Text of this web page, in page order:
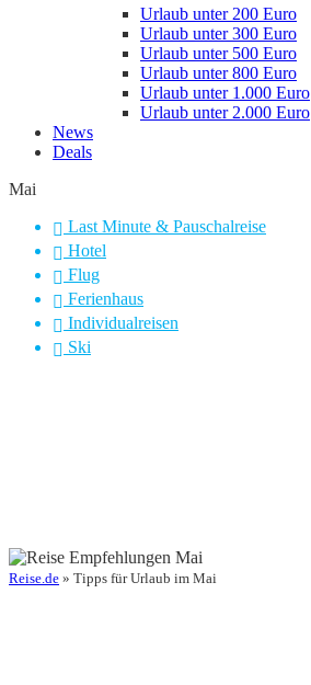
Urlaub unter 200 Euro
Urlaub unter 300 Euro
Urlaub unter 500 Euro
Urlaub unter 800 Euro
Urlaub unter 1.000 Euro
Urlaub unter 2.000 Euro
News
Deals
Mai
Last Minute & Pauschalreise
Hotel
Flug
Ferienhaus
Individualreisen
Ski
Reise.de » Tipps für Urlaub im Mai